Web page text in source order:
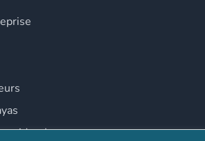
guide-alger.com